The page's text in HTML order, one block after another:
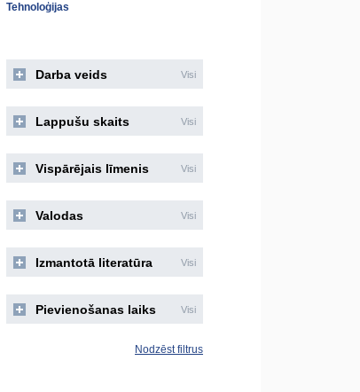
Tehnoloģijas
Darba veids Visi
Lappušu skaits Visi
Vispārējais līmenis Visi
Valodas Visi
Izmantotā literatūra Visi
Pievienošanas laiks Visi
Nodzēst filtrus